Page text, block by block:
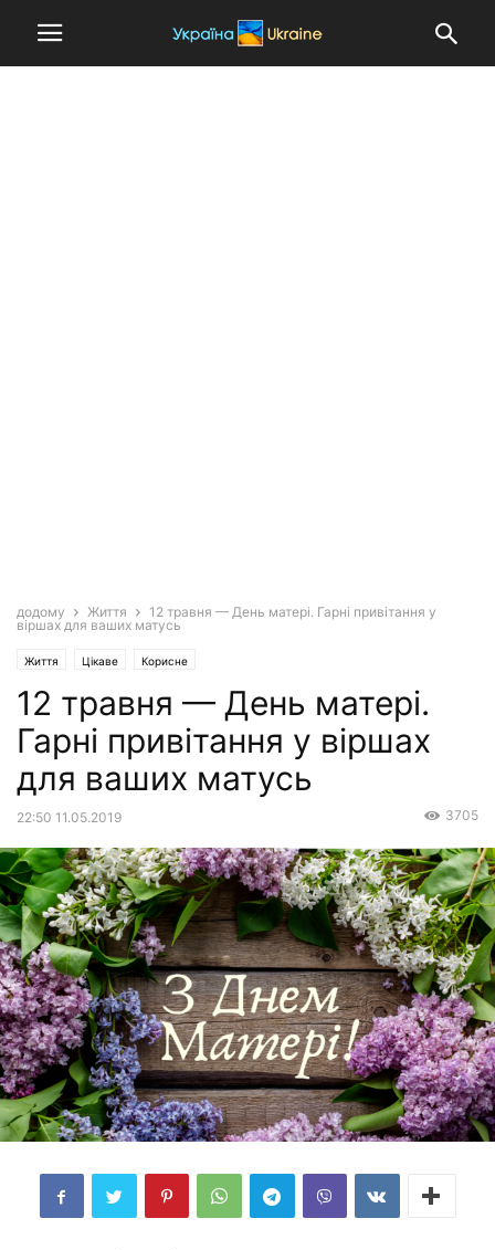
додому Життя
12 травня — День матері. Гарні привітання у
віршах для ваших матусь
Життя Цікаве Корисне
12 травня — День матері.
Гарні привітання у віршах
для ваших матусь
22:50 11.05.2019 3705